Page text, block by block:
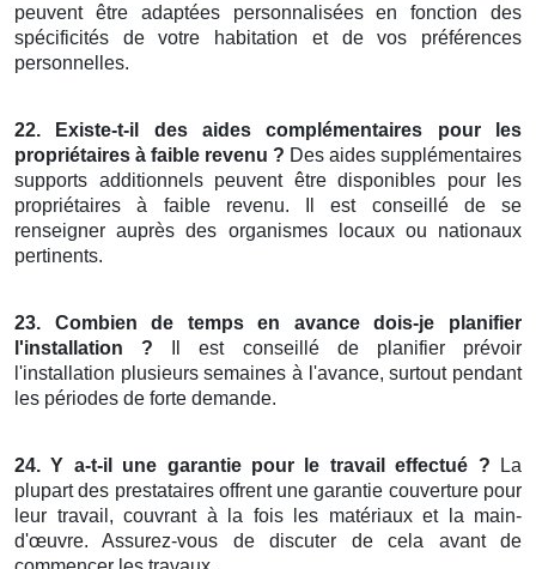
peuvent être adaptées personnalisées en fonction des
spécificités de votre habitation et de vos préférences
personnelles.
22. Existe-t-il des aides complémentaires pour les
propriétaires à faible revenu ? Des aides supplémentaires
supports additionnels peuvent être disponibles pour les
propriétaires à faible revenu. Il est conseillé de se
renseigner auprès des organismes locaux ou nationaux
pertinents.
23. Combien de temps en avance dois-je planifier
l'installation ? Il est conseillé de planifier prévoir
l'installation plusieurs semaines à l'avance, surtout pendant
les périodes de forte demande.
24. Y a-t-il une garantie pour le travail effectué ? La
plupart des prestataires offrent une garantie couverture pour
leur travail, couvrant à la fois les matériaux et la main-
d'œuvre. Assurez-vous de discuter de cela avant de